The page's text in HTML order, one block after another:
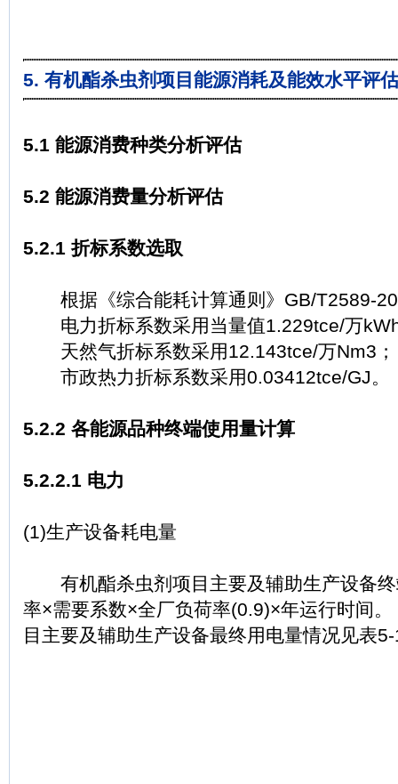
5. 有机酯杀虫剂项目能源消耗及能效水平评估
5.1 能源消费种类分析评估
5.2 能源消费量分析评估
5.2.1 折标系数选取
根据《综合能耗计算通则》GB/T2589-
电力折标系数采用当量值1.229tce/万
天然气折标系数采用12.143tce/万Nm3；
市政热力折标系数采用0.03412tce/GJ。
5.2.2 各能源品种终端使用量计算
5.2.2.1 电力
(1)生产设备耗电量
有机酯杀虫剂项目主要及辅助生产设备终
率×需要系数×全厂负荷率(0.9)×年运行时间
目主要及辅助生产设备最终用电量情况见表